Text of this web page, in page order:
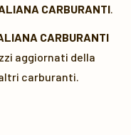
CARBURANTI.
CARBURANTI
aggiornati della
carburanti.